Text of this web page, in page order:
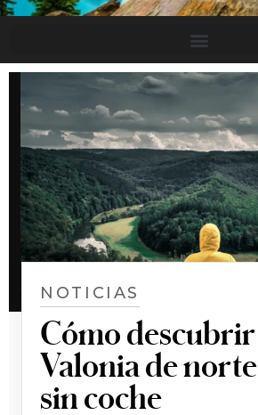
NOTICIAS
Cómo descubrir
Valonia de
sin coche